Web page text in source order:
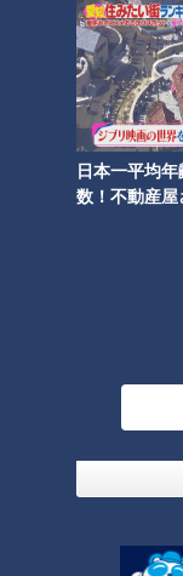
日本一平均
数！不動産屋
画像：CBCテレビ『道
（道マニア・渡邊
渡邊さんは、湧き
荒れた山中